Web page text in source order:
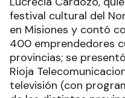
festival cultural del
en Misiones y contó
400 emprendedores
provincias; se
Rioja
televisión (con